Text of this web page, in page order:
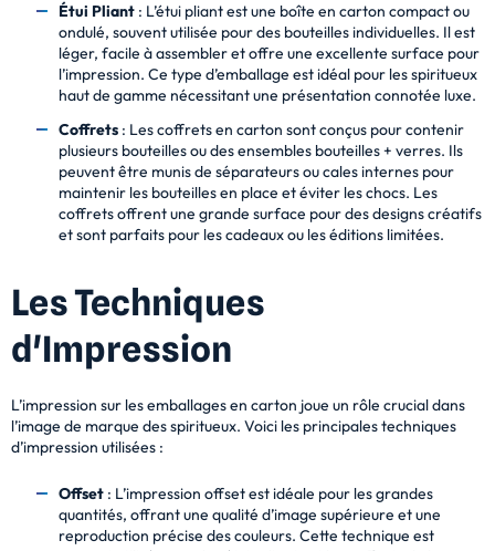
Étui Pliant : L’étui pliant est une boîte en carton compact ou
ondulé, souvent utilisée pour des bouteilles individuelles. Il est
léger, facile à assembler et offre une excellente surface pour
l’impression. Ce type d’emballage est idéal pour les spiritueux
haut de gamme nécessitant une présentation connotée luxe.
Coffrets : Les coffrets en carton sont conçus pour contenir
plusieurs bouteilles ou des ensembles bouteilles + verres. Ils
peuvent être munis de séparateurs ou cales internes pour
maintenir les bouteilles en place et éviter les chocs. Les
coffrets offrent une grande surface pour des designs créatifs
et sont parfaits pour les cadeaux ou les éditions limitées.
Les Techniques
d'Impression
L’impression sur les emballages en carton joue un rôle crucial dans
l’image de marque des spiritueux. Voici les principales techniques
d’impression utilisées :
Offset : L’impression offset est idéale pour les grandes
quantités, offrant une qualité d’image supérieure et une
reproduction précise des couleurs. Cette technique est